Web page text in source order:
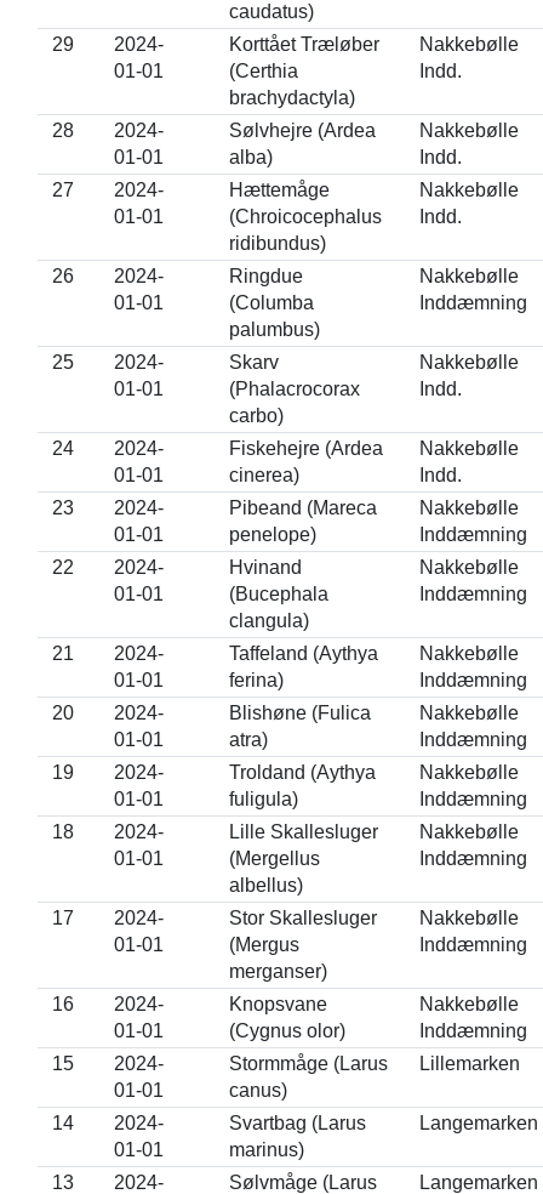
caudatus)
29
2024-
01-01
Korttået Træløber
(Certhia
brachydactyla)
Nakkebølle
Indd.
28
2024-
01-01
Sølvhejre (Ardea
alba)
Nakkebølle
Indd.
27
2024-
01-01
Hættemåge
(Chroicocephalus
ridibundus)
Nakkebølle
Indd.
26
2024-
01-01
Ringdue
(Columba
palumbus)
Nakkebølle
Inddæmning
25
2024-
01-01
Skarv
(Phalacrocorax
carbo)
Nakkebølle
Indd.
24
2024-
01-01
Fiskehejre (Ardea
cinerea)
Nakkebølle
Indd.
23
2024-
01-01
Pibeand (Mareca
penelope)
Nakkebølle
Inddæmning
22
2024-
01-01
Hvinand
(Bucephala
clangula)
Nakkebølle
Inddæmning
21
2024-
01-01
Taffeland (Aythya
ferina)
Nakkebølle
Inddæmning
20
2024-
01-01
Blishøne (Fulica
atra)
Nakkebølle
Inddæmning
19
2024-
01-01
Troldand (Aythya
fuligula)
Nakkebølle
Inddæmning
18
2024-
01-01
Lille Skallesluger
(Mergellus
albellus)
Nakkebølle
Inddæmning
17
2024-
01-01
Stor Skallesluger
(Mergus
merganser)
Nakkebølle
Inddæmning
16
2024-
01-01
Knopsvane
(Cygnus olor)
Nakkebølle
Inddæmning
15
2024-
01-01
Stormmåge (Larus
canus)
Lillemarken
14
2024-
01-01
Svartbag (Larus
marinus)
Langemarken
13
2024-
Sølvmåge (Larus
Langemarken